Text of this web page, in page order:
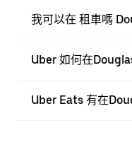
我可以在 租車嗎
Uber 如何在
Uber Eats 有在